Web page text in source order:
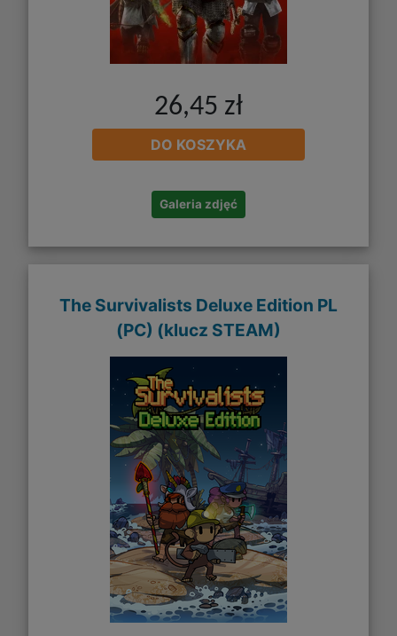
26,45 zł
DO KOSZYKA
Galeria zdjęć
The Survivalists Deluxe Edition PL
(PC) (klucz STEAM)